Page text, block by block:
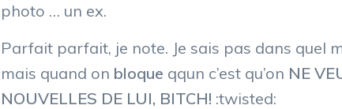
photo … un ex.
Parfait parfait, je note. Je sais pas dans quel
mais quand on bloque qqun c’est qu’on NE
NOUVELLES DE LUI, BITCH! :twisted: